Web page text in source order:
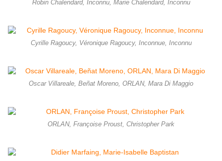
Robin Chalendard, Inconnu, Marie Chalendard, Inconnu
Cyrille Ragoucy, Véronique Ragoucy, Inconnue, Inconnu
Oscar Villareale, Beñat Moreno, ORLAN, Mara Di Maggio
ORLAN, Françoise Proust, Christopher Park